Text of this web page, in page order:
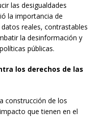
las desigualdades
la importancia de
reales, contrastables
la desinformación y
públicas.
los derechos de las
construcción de los
que tienen en el